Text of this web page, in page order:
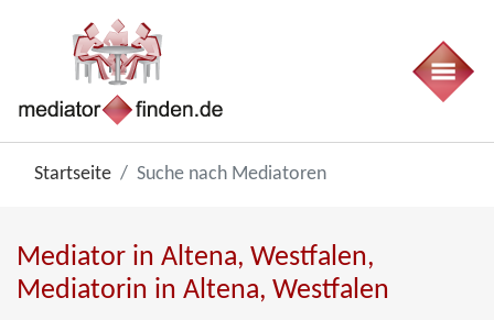
Startseite Suche nach Mediatoren
Mediator in Altena, Westfalen,
Mediatorin in Altena, Westfalen